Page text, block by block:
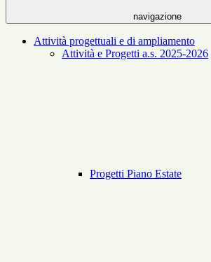
navigazione
Attività progettuali e di ampliamento
Attività e Progetti a.s. 2025-2026
Progetti Piano Estate